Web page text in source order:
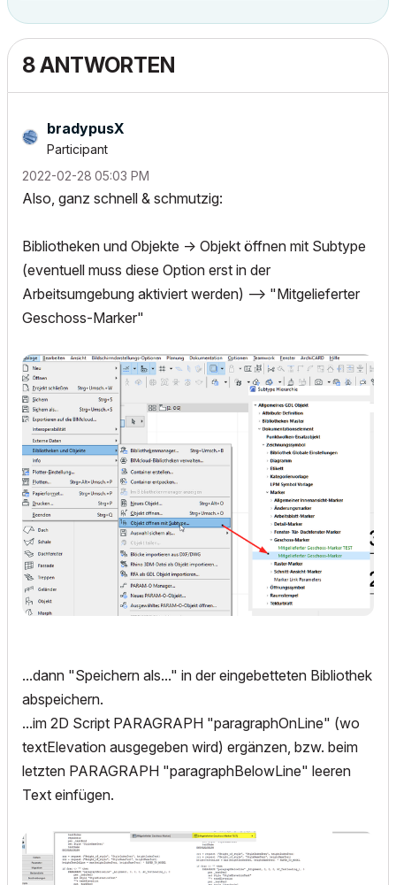
8 ANTWORTEN
bradypusX
Participant
‎2022-02-28 05:03 PM
Also, ganz schnell & schmutzig:
Bibliotheken und Objekte -> Objekt öffnen mit Subtype
(eventuell muss diese Option erst in der
Arbeitsumgebung aktiviert werden) --> "Mitgelieferter
Geschoss-Marker"
...dann "Speichern als..." in der eingebetteten Bibliothek
abspeichern.
...im 2D Script PARAGRAPH "paragraphOnLine" (wo
textElevation ausgegeben wird) ergänzen, bzw. beim
letzten PARAGRAPH "paragraphBelowLine" leeren
Text einfügen.